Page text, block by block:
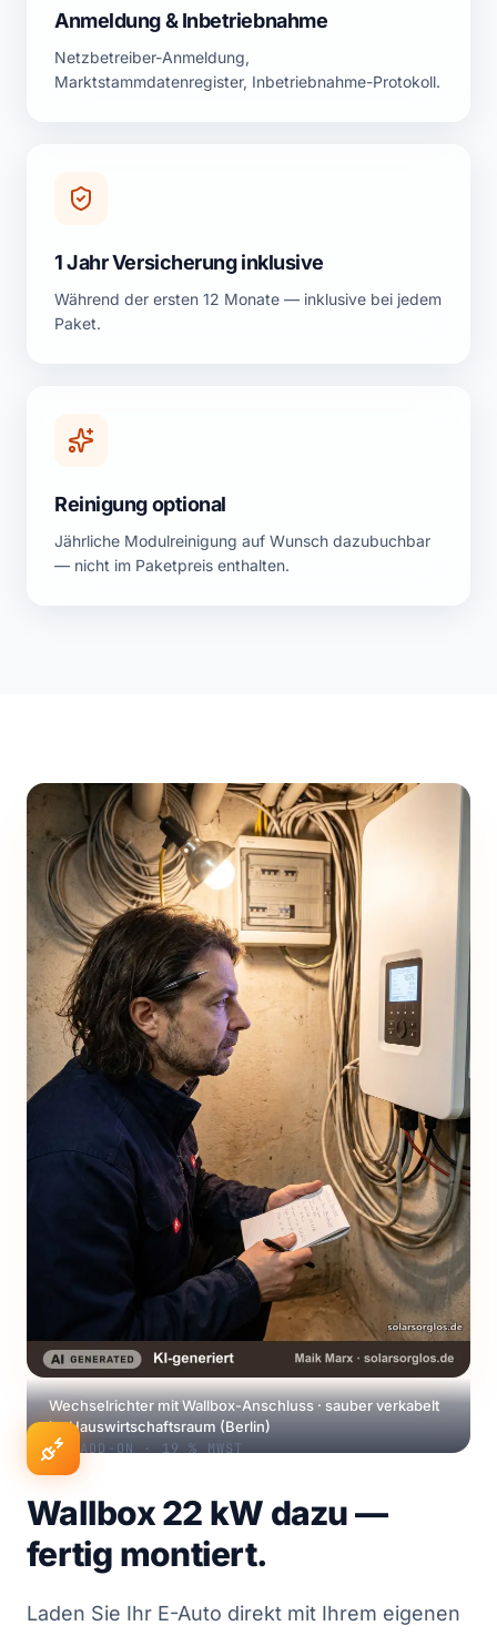
Anmeldung & Inbetriebnahme
Netzbetreiber-Anmeldung,
Marktstammdatenregister, Inbetriebnahme-Protokoll.
1 Jahr Versicherung inklusive
Während der ersten 12 Monate — inklusive bei jedem
Paket.
Reinigung optional
Jährliche Modulreinigung auf Wunsch dazubuchbar
— nicht im Paketpreis enthalten.
Wechselrichter mit Wallbox-Anschluss · sauber verkabelt
im Hauswirtschaftsraum (Berlin)
ADD-ON · 19 % MWST
Wallbox 22 kW dazu —
fertig montiert.
Laden Sie Ihr E-Auto direkt mit Ihrem eigenen